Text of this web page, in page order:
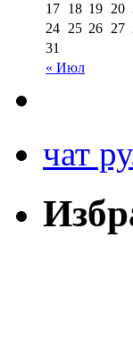
« Июл
17 18 19 20
24 25 26 27
31
чат